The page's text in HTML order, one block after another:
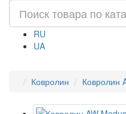
RU
UA
Ковролин Ковролин